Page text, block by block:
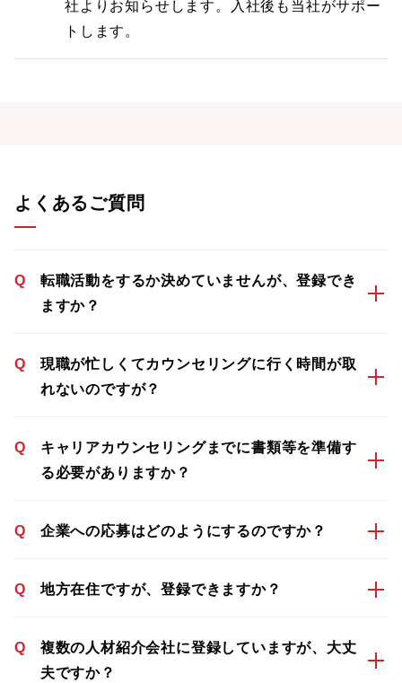
社よりお知らせします。入社後も当社がサポー
トします。
よくあるご質問
Q
転職活動をするか決めていませんが、登録でき
ますか？
Q
現職が忙しくてカウンセリングに行く時間が取
れないのですが？
Q
キャリアカウンセリングまでに書類等を準備す
る必要がありますか？
Q 企業への応募はどのようにするのですか？
Q 地方在住ですが、登録できますか？
Q
複数の人材紹介会社に登録していますが、大丈
夫ですか？